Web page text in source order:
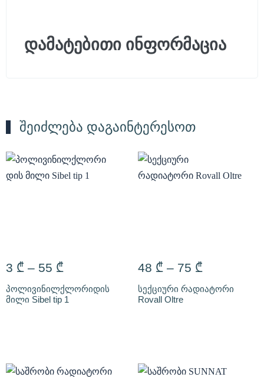
დამატებითი ინფორმაცია
შეიძლება დაგაინტერესოთ
3 ₾ – 55 ₾
პოლივინილქლორიდის
მილი Sibel tip 1
48 ₾ – 75 ₾
სექციური რადიატორი
Rovall Oltre